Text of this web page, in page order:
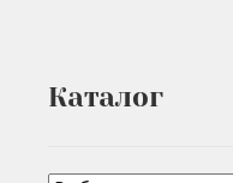
Каталог